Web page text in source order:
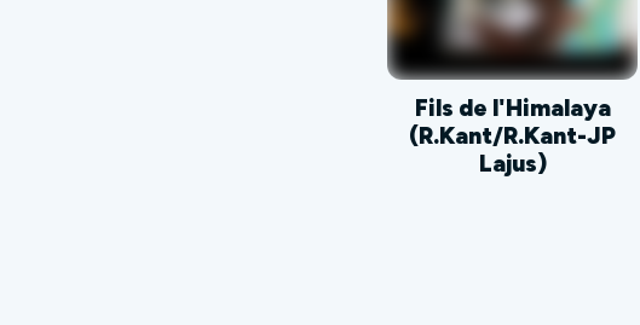
Fils de l'Himalaya
(R.Kant/R.Kant-JP
Lajus)